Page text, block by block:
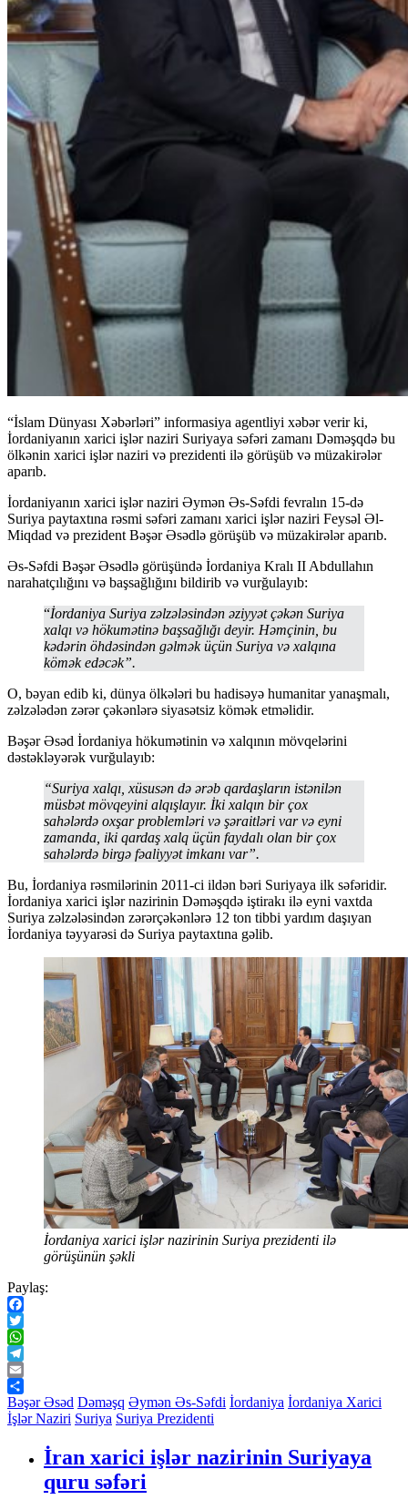
“İslam Dünyası Xəbərləri” informasiya agentliyi xəbər verir ki,
İordaniyanın xarici işlər naziri Suriyaya səfəri zamanı Dəməşqdə bu
ölkənin xarici işlər naziri və prezidenti ilə görüşüb və müzakirələr
aparıb.
İordaniyanın xarici işlər naziri Əymən Əs-Səfdi fevralın 15-də
Suriya paytaxtına rəsmi səfəri zamanı xarici işlər naziri Feysəl Əl-
Miqdad və prezident Bəşər Əsədlə görüşüb və müzakirələr aparıb.
Əs-Səfdi Bəşər Əsədlə görüşündə İordaniya Kralı II Abdullahın
narahatçılığını və başsağlığını bildirib və vurğulayıb:
“İordaniya Suriya zəlzələsindən əziyyət çəkən Suriya
xalqı və hökumətinə başsağlığı deyir. Həmçinin, bu
kədərin öhdəsindən gəlmək üçün Suriya və xalqına
kömək edəcək”.
O, bəyan edib ki, dünya ölkələri bu hadisəyə humanitar yanaşmalı,
zəlzələdən zərər çəkənlərə siyasətsiz kömək etməlidir.
Bəşər Əsəd İordaniya hökumətinin və xalqının mövqelərini
dəstəkləyərək vurğulayıb:
“Suriya xalqı, xüsusən də ərəb qardaşların istənilən
müsbət mövqeyini alqışlayır. İki xalqın bir çox
sahələrdə oxşar problemləri və şəraitləri var və eyni
zamanda, iki qardaş xalq üçün faydalı olan bir çox
sahələrdə birgə fəaliyyət imkanı var”.
Bu, İordaniya rəsmilərinin 2011-ci ildən bəri Suriyaya ilk səfəridir.
İordaniya xarici işlər nazirinin Dəməşqdə iştirakı ilə eyni vaxtda
Suriya zəlzələsindən zərərçəkənlərə 12 ton tibbi yardım daşıyan
İordaniya təyyarəsi də Suriya paytaxtına gəlib.
İordaniya xarici işlər nazirinin Suriya prezidenti ilə
görüşünün şəkli
Paylaş:
Facebook
Twitter
WhatsApp
Telegram
Email
Share
Bəşər Əsəd Dəməşq Əymən Əs-Səfdi İordaniya İordaniya Xarici
İşlər Naziri Suriya Suriya Prezidenti
İran xarici işlər nazirinin Suriyaya
quru səfəri